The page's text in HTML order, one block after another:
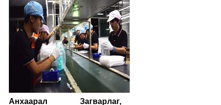
Анхаарал
Загварлаг,